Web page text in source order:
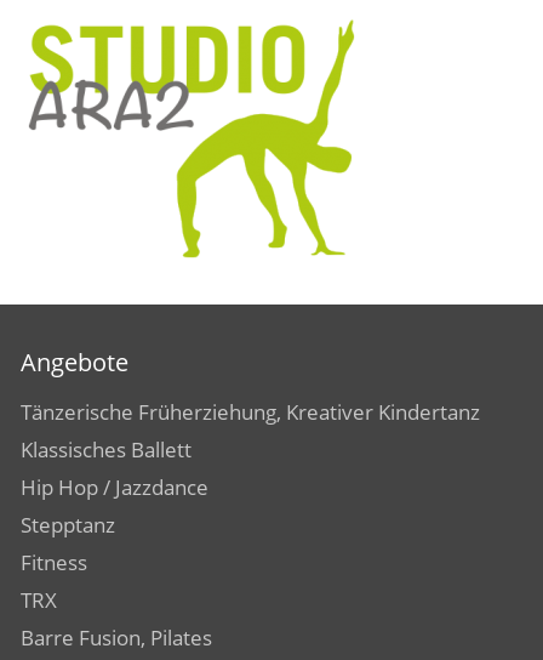
Angebote
Tänzerische Früherziehung, Kreativer Kindertanz
Klassisches Ballett
Hip Hop / Jazzdance
Stepptanz
Fitness
TRX
Barre Fusion, Pilates